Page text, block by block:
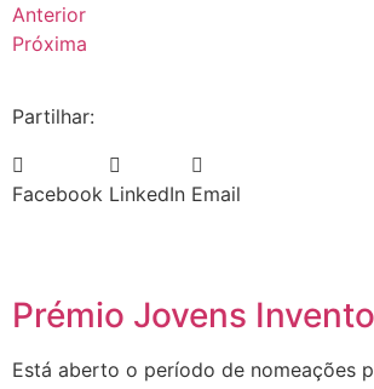
Anterior
Próxima
Partilhar:
Facebook LinkedIn Email
Prémio Jovens
Está aberto o período de nomeações